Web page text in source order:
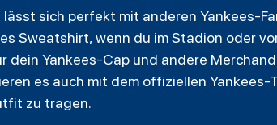
sich perfekt mit anderen Yankees-
Sweatshirt, wenn du im Stadion oder
dein Yankees-Cap und andere
es auch mit dem offiziellen
zu tragen.